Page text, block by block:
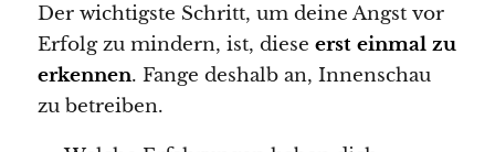
Der wichtigste Schritt, um deine Angst vor
Erfolg zu mindern, ist, diese erst einmal zu
erkennen. Fange deshalb an, Innenschau
zu betreiben.